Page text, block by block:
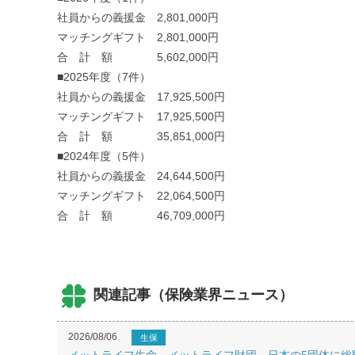
社員からの義援金 2,801,000円
マッチングギフト 2,801,000円
合 計 額 5,602,000円
■2025年度（7件）
社員からの義援金 17,925,500円
マッチングギフト 17,925,500円
合 計 額 35,851,000円
■2024年度（5件）
社員からの義援金 24,644,500円
マッチングギフト 22,064,500円
合 計 額 46,709,000円
関連記事（保険業界ニュース）
2026/08/06 生保